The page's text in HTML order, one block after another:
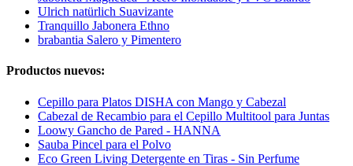
Ulrich natürlich Suavizante
Tranquillo Jabonera Ethno
brabantia Salero y Pimentero
Productos nuevos:
Cepillo para Platos DISHA con Mango y Cabezal
Cabezal de Recambio para el Cepillo Multitool para Juntas
Loowy Gancho de Pared - HANNA
Sauba Pincel para el Polvo
Eco Green Living Detergente en Tiras - Sin Perfume